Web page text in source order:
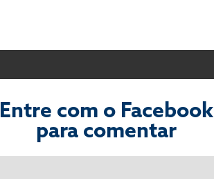
Entre com o Facebook
para comentar